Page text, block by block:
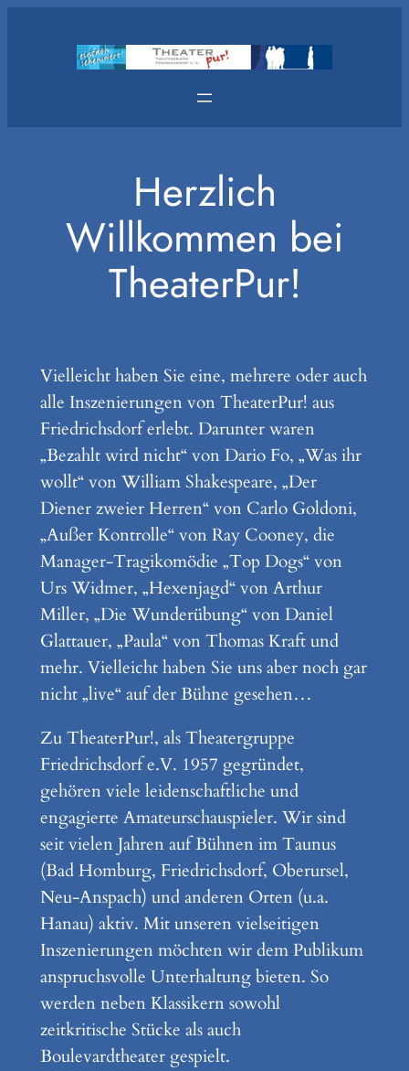
Herzlich
Willkommen bei
TheaterPur!
Vielleicht haben Sie eine, mehrere oder auch
alle Inszenierungen von TheaterPur! aus
Friedrichsdorf erlebt. Darunter waren
„Bezahlt wird nicht“ von Dario Fo, „Was ihr
wollt“ von William Shakespeare, „Der
Diener zweier Herren“ von Carlo Goldoni,
„Außer Kontrolle“ von Ray Cooney, die
Manager-Tragikomödie „Top Dogs“ von
Urs Widmer, „Hexenjagd“ von Arthur
Miller, „Die Wunderübung“ von Daniel
Glattauer, „Paula“ von Thomas Kraft und
mehr. Vielleicht haben Sie uns aber noch gar
nicht „live“ auf der Bühne gesehen…
Zu TheaterPur!, als Theatergruppe
Friedrichsdorf e.V. 1957 gegründet,
gehören viele leidenschaftliche und
engagierte Amateurschauspieler. Wir sind
seit vielen Jahren auf Bühnen im Taunus
(Bad Homburg, Friedrichsdorf, Oberursel,
Neu-Anspach) und anderen Orten (u.a.
Hanau) aktiv. Mit unseren vielseitigen
Inszenierungen möchten wir dem Publikum
anspruchsvolle Unterhaltung bieten. So
werden neben Klassikern sowohl
zeitkritische Stücke als auch
Boulevardtheater gespielt.